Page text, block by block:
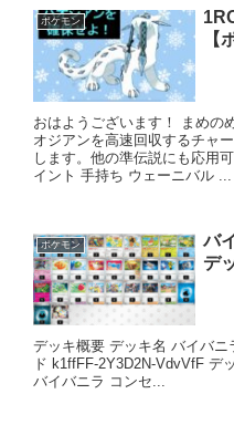
ポケモン
【
おはようございます！ まめの
オジアンを高速回収するチャ
します。他の準伝説にも応用
イント 手持ち ウェーニバル ...
ポケモン
バ
デ
デッキ概要 デッキ名 バイバ
ド k1ffFF-2Y3D2N-VdvVfF デ
バイバニラ コンセ...